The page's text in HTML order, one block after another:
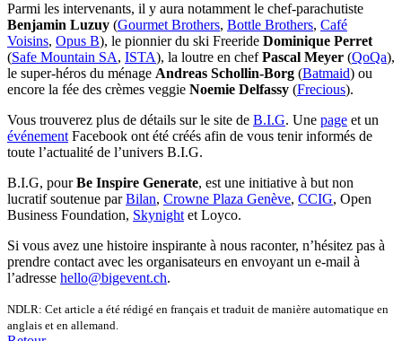
Parmi les intervenants, il y aura notamment le chef-parachutiste
Benjamin Luzuy (Gourmet Brothers, Bottle Brothers, Café
Voisins, Opus B), le pionnier du ski Freeride Dominique Perret
(Safe Mountain SA, ISTA), la loutre en chefPascal Meyer (QoQa),
le super-héros du ménage Andreas Schollin-Borg (Batmaid) ou
encore la fée des crèmes veggie Noemie Delfassy (Frecious).
Vous trouverez plus de détails sur le site de B.I.G. Une page et un
événement Facebook ont été créés afin de vous tenir informés de
toute l’actualité de l’univers B.I.G.
B.I.G, pourBe Inspire Generate, est une initiative à but non
lucratif soutenue parBilan, Crowne Plaza Genève, CCIG, Open
Business Foundation, Skynight et Loyco.
Si vous avez une histoire inspirante à nous raconter, n’hésitez pas à
prendre contact avec les organisateurs en envoyant un e-mail à
l’adresse hello@bigevent.ch.
NDLR: Cet article a été rédigé en français et traduit de manière automatique en
anglais et en allemand.